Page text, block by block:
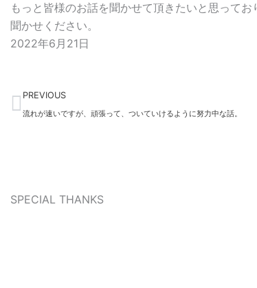
もっと皆様のお話を聞かせて頂きたいと思って
聞かせください。
2022年6月21日
Prev
PREVIOUS
流れが速いですが、頑張って、ついていけるように努力中な話。
SPECIAL THANKS